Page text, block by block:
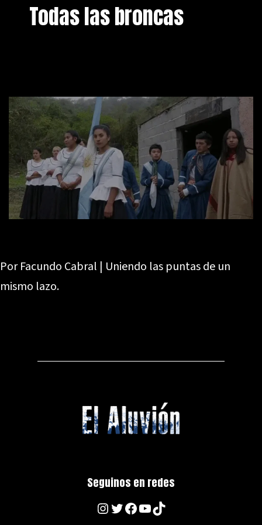
Todas las broncas
Por Facundo Cabral | Uniendo las puntas de un
mismo lazo.
Seguinos en redes
Instagram
Twitter
Facebook
YouTube
TikTok